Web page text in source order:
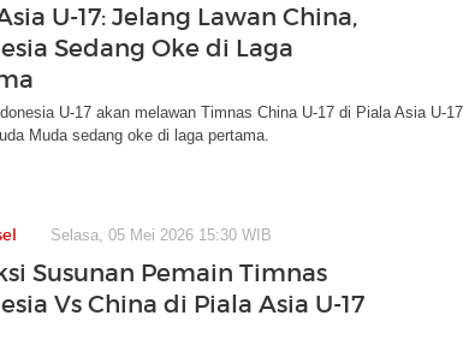
U-17: Jelang Lawan China,
Sedang Oke di Laga
U-17 akan melawan Timnas China U-17 di Piala Asia U-17
Muda sedang oke di laga pertama.
Selasa, 05 Mei 2026 15:30 WIB
Susunan Pemain Timnas
Vs China di Piala Asia U-17